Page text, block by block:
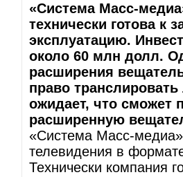
«Система Масс-
технически готова к
эксплуатацию.
около 60 млн долл.
расширения
право
ожидает, что сможет
расширенную
«Система Масс-медиа»
телевидения в
Технически компания